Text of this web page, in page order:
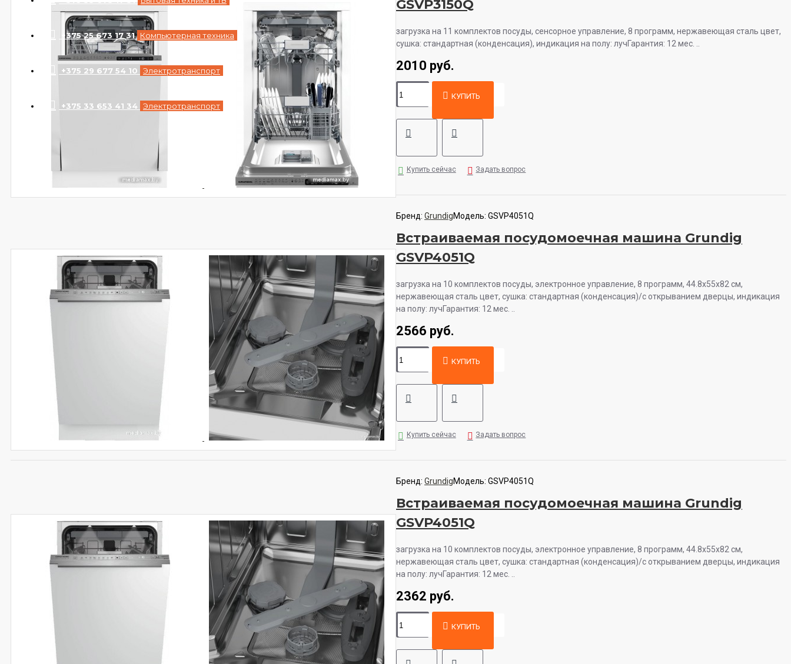
+375 25 673 17 31 Компьютерная техника
+375 29 677 54 10 Электротранспорт
+375 33 653 41 34 Электротранспорт
GSVP3150Q
загрузка на 11 комплектов посуды, сенсорное управление, 8 программ, нержавеющая сталь цвет,
сушка: стандартная (конденсация), индикация на полу: лучГарантия: 12 мес. ..
2010 руб.
КУПИТЬ
Купить сейчас Задать вопрос
Бренд: GrundigМодель: GSVP4051Q
Встраиваемая посудомоечная машина Grundig
GSVP4051Q
загрузка на 10 комплектов посуды, электронное управление, 8 программ, 44.8x55x82 см,
нержавеющая сталь цвет, сушка: стандартная (конденсация)/с открыванием дверцы, индикация
на полу: лучГарантия: 12 мес. ..
2566 руб.
КУПИТЬ
Купить сейчас Задать вопрос
Бренд: GrundigМодель: GSVP4051Q
Встраиваемая посудомоечная машина Grundig
GSVP4051Q
загрузка на 10 комплектов посуды, электронное управление, 8 программ, 44.8x55x82 см,
нержавеющая сталь цвет, сушка: стандартная (конденсация)/с открыванием дверцы, индикация
на полу: лучГарантия: 12 мес. ..
2362 руб.
КУПИТЬ